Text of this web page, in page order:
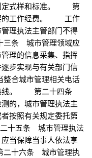
定式样和标准。 第
的工作经费。 工作
理执法主管部门不得
条 城市管理领域应
理的信息采集、指挥
步实现与有关部门信
合城市管理相关电话
热线。 第二十四条
的，城市管理执法主
按照有关规定委托第
五条 城市管理执法
当保障当事人依法享
十六条 城市管理执